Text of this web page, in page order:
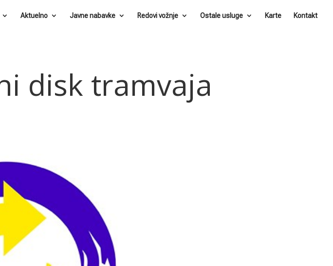
Aktuelno Javne nabavke Redovi vožnje Ostale usluge Karte Kontakt
disk tramvaja